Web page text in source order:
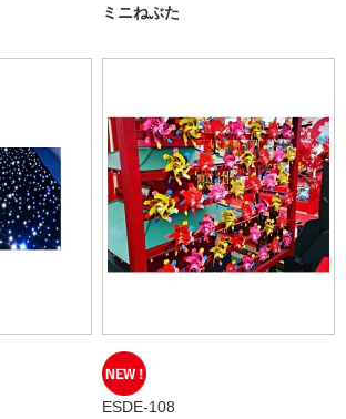
ミニねぶた
ESDE-108